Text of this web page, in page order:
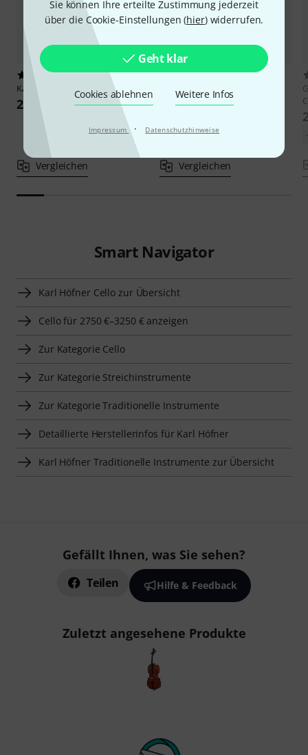
Sie können Ihre erteilte Zustimmung jederzeit
über die Cookie-Einstellungen (hier) widerrufen.
Geht klar
Cookies ablehnen Weitere Infos
Impressum · Datenschutzhinweise
1
Karl Höfner H4/2-C 4/4 Cello
2.690 €
Vergleichen
3
GewaGermania Paris Cello 4/4
2.790 €
Vergleichen
Smart Navigator
Karl Höfner Cello zur Übersicht
Cello für 2750 €–3250 € anzeigen
Zur Kategorie Cello
Zur Kategorie Streichinstrumente
Zur Kategorie Traditionelle Instrumente
Detaillierte Herstellerinfos für Karl Höfner
Karl Höfner Traditionelle Instrumente zur Übersicht
Gefällt Ihnen, was Sie sehen?
Teilen Hilfe & Feedback
Zuletzt angesehene Produkte